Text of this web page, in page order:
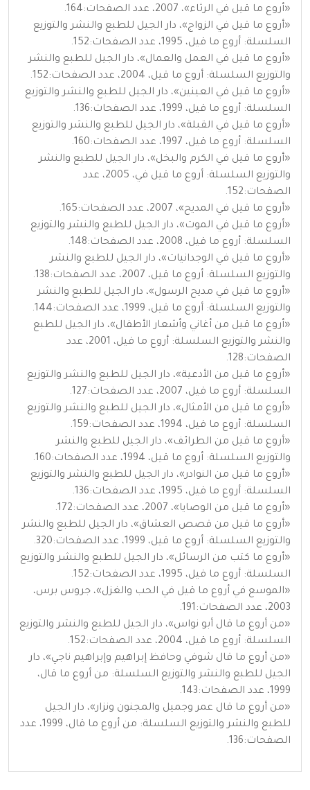
«أروع ما قيل في الرثاء»، 2007، عدد الصفحات:164.
«أروع ما قيل في الزواج»، دار الجيل للطبع والنشر والتوزيع
السلسلة: أروع ما قيل، 1995، عدد الصفحات:152.
«أروع ما قيل في العمل والعمال»، دار الجيل للطبع والنشر
والتوزيع السلسلة: أروع ما قيل، 2004، عدد الصفحات:152.
«أروع ما قيل في العينين»، دار الجيل للطبع والنشر والتوزيع
السلسلة: أروع ما قيل، 1999، عدد الصفحات:136.
«أروع ما قيل في القبلة»، دار الجيل للطبع والنشر والتوزيع
السلسلة: أروع ما قيل، 1997، عدد الصفحات:160.
«أروع ما قيل في الكرم والبخل»، دار الجيل للطبع والنشر
والتوزيع السلسلة: أروع ما قيل في، 2005، عدد
الصفحات:152.
«أروع ما قيل في المديح»، 2007، عدد الصفحات:165.
«أروع ما قيل في الموت»، دار الجيل للطبع والنشر والتوزيع
السلسلة: أروع ما قيل، 2008، عدد الصفحات:148.
«أروع ما قيل في الوجدانيات»، دار الجيل للطبع والنشر
والتوزيع السلسلة: أروع ما قيل، 2007، عدد الصفحات:138.
«أروع ما قيل في مديح الرسول»، دار الجيل للطبع والنشر
والتوزيع السلسلة: أروع ما قيل، 1999، عدد الصفحات:144.
«أروع ما قيل من أغاني وأشعار الأطفال»، دار الجيل للطبع
والنشر والتوزيع السلسلة: أروع ما قيل، 2001، عدد
الصفحات:128.
«أروع ما قيل من الأدعية»، دار الجيل للطبع والنشر والتوزيع
السلسلة: أروع ما قيل، 2007، عدد الصفحات:127.
«أروع ما قيل من الأمثال»، دار الجيل للطبع والنشر والتوزيع
السلسلة: أروع ما قيل، 1994، عدد الصفحات:159.
«أروع ما قيل من الطرائف»، دار الجيل للطبع والنشر
والتوزيع السلسلة: أروع ما قيل، 1994، عدد الصفحات:160.
«أروع ما قيل من النوادر»، دار الجيل للطبع والنشر والتوزيع
السلسلة: أروع ما قيل، 1995، عدد الصفحات:136.
«أروع ما قيل من الوصايا»، 2007، عدد الصفحات:172.
«أروع ما قيل من قصص العشاق»، دار الجيل للطبع والنشر
والتوزيع السلسلة: أروع ما قيل، 1999، عدد الصفحات:320.
«أروع ما كتب من الرسائل»، دار الجيل للطبع والنشر والتوزيع
السلسلة: أروع ما قيل، 1995، عدد الصفحات:152.
«الموسع في أروع ما قيل في الحب والغزل»، جروس برس،
2003، عدد الصفحات:191.
«من أروع ما قال أبو نواس»، دار الجيل للطبع والنشر والتوزيع
السلسلة: أروع ما قيل، 2004، عدد الصفحات:152.
«من أروع ما قال شوقي وحافظ إبراهيم وإبراهيم ناجي»، دار
الجيل للطبع والنشر والتوزيع السلسلة: من أروع ما قال،
1999، عدد الصفحات:143.
«من أروع ما قال عمر وجميل والمجنون ونزار»، دار الجيل
للطبع والنشر والتوزيع السلسلة: من أروع ما قال، 1999، عدد
الصفحات:136.